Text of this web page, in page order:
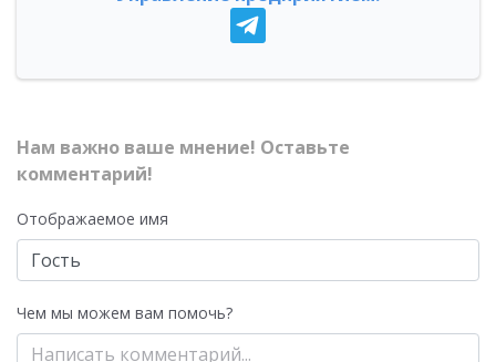
Нам важно ваше мнение! Оставьте
комментарий!
Отображаемое имя
Чем мы можем вам помочь?